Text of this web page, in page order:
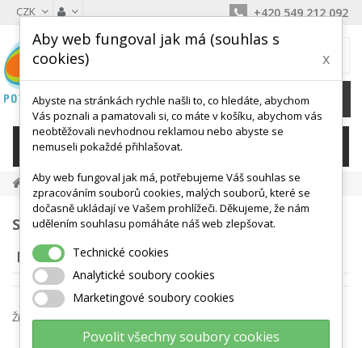
CZK +420 549 212 092
0 Kč
KATEGORIE
Köck Sport
SEZNAM PRODUKTŮ PODLE DODAVATELŮ:
KÖCK SPORT
Živnová Ivana, www.kocksport.cz
Aby web fungoval jak má (souhlas s
cookies)
x
Abyste na stránkách rychle našli to, co hledáte, abychom
Vás poznali a pamatovali si, co máte v košíku, abychom vás
neobtěžovali nevhodnou reklamou nebo abyste se
nemuseli pokaždé přihlašovat.
Aby web fungoval jak má, potřebujeme Váš souhlas se
zpracováním souborů cookies, malých souborů, které se
dočasně ukládají ve Vašem prohlížeči. Děkujeme, že nám
udělením souhlasu pomáháte náš web zlepšovat.
Technické cookies
Analytické soubory cookies
Marketingové soubory cookies
Povolit všechny soubory cookies